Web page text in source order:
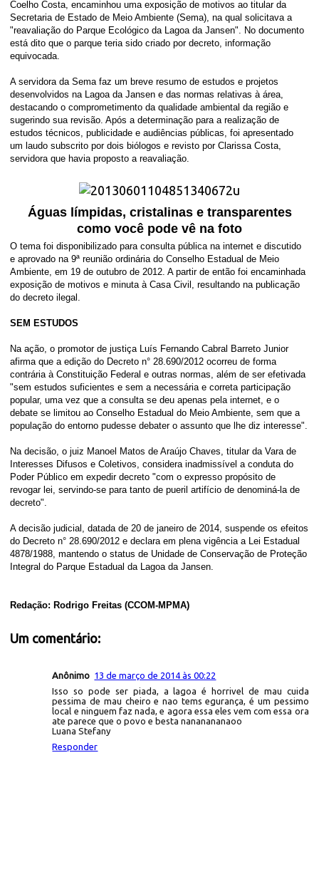
Coelho Costa, encaminhou uma exposição de motivos ao titular da
Secretaria de Estado de Meio Ambiente (Sema), na qual solicitava a
"reavaliação do Parque Ecológico da Lagoa da Jansen". No documento
está dito que o parque teria sido criado por decreto, informação
equivocada.
A servidora da Sema faz um breve resumo de estudos e projetos
desenvolvidos na Lagoa da Jansen e das normas relativas à área,
destacando o comprometimento da qualidade ambiental da região e
sugerindo sua revisão. Após a determinação para a realização de
estudos técnicos, publicidade e audiências públicas, foi apresentado
um laudo subscrito por dois biólogos e revisto por Clarissa Costa,
servidora que havia proposto a reavaliação.
Águas límpidas, cristalinas e transparentes
como você pode vê na foto
O tema foi disponibilizado para consulta pública na internet e discutido
e aprovado na 9ª reunião ordinária do Conselho Estadual de Meio
Ambiente, em 19 de outubro de 2012. A partir de então foi encaminhada
exposição de motivos e minuta à Casa Civil, resultando na publicação
do decreto ilegal.
SEM ESTUDOS
Na ação, o promotor de justiça Luís Fernando Cabral Barreto Junior
afirma que a edição do Decreto n° 28.690/2012 ocorreu de forma
contrária à Constituição Federal e outras normas, além de ser efetivada
"sem estudos suficientes e sem a necessária e correta participação
popular, uma vez que a consulta se deu apenas pela internet, e o
debate se limitou ao Conselho Estadual do Meio Ambiente, sem que a
população do entorno pudesse debater o assunto que lhe diz interesse".
Na decisão, o juiz Manoel Matos de Araújo Chaves, titular da Vara de
Interesses Difusos e Coletivos, considera inadmissível a conduta do
Poder Público em expedir decreto "com o expresso propósito de
revogar lei, servindo-se para tanto de pueril artifício de denominá-la de
decreto".
A decisão judicial, datada de 20 de janeiro de 2014, suspende os efeitos
do Decreto n° 28.690/2012 e declara em plena vigência a Lei Estadual
4878/1988, mantendo o status de Unidade de Conservação de Proteção
Integral do Parque Estadual da Lagoa da Jansen.
Redação: Rodrigo Freitas (CCOM-MPMA)
Um comentário:
Anônimo 13 de março de 2014 às 00:22
Isso so pode ser piada, a lagoa é horrivel de mau cuida
pessima de mau cheiro e nao tems egurança, é um pessimo
local e ninguem faz nada, e agora essa eles vem com essa ora
ate parece que o povo e besta nananananaoo
Luana Stefany
Responder